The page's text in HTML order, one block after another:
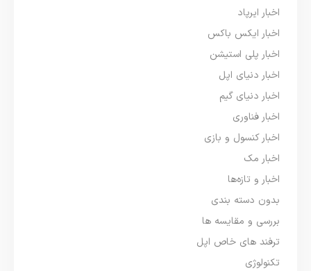
اخبار ایرپاد
اخبار ایکس باکس
اخبار پلی استیشن
اخبار دنیای اپل
اخبار دنیای گیم
اخبار فناوری
اخبار کنسول و بازی
اخبار مک
اخبار و تازه‌ها
بدون دسته بندی
بررسی و مقایسه ها
ترفند های خاص اپل
تکنولوژی